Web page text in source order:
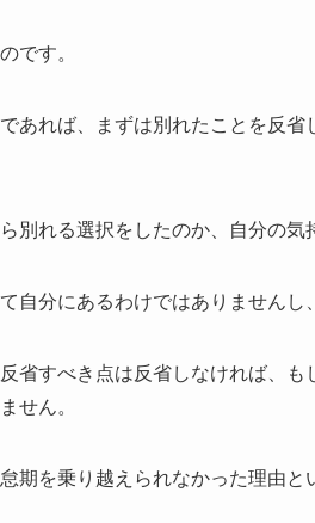
です。
あれば、まずは別れたことを反
別れる選択をしたのか、自分の気
自分にあるわけではありませんし
省すべき点は反省しなければ、
せん。
期を乗り越えられなかった理由